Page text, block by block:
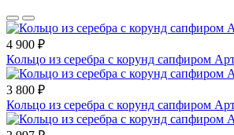
4 900 ₽
Кольцо из серебра с корунд сапфиром
3 800 ₽
Кольцо из серебра с корунд сапфиром